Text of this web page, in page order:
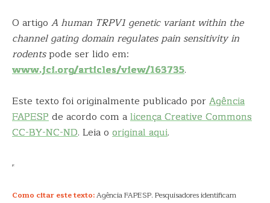
O artigo A human TRPV1 genetic variant within the
channel gating domain regulates pain sensitivity in
rodentspode ser lido em:
www.jci.org/articles/view/163735.
Este texto foi originalmente publicado porAgência
FAPESPde acordo com alicença Creative Commons
CC-BY-NC-ND. Leia o original aqui.
Como citar este texto:Agência FAPESP. Pesquisadores identificam